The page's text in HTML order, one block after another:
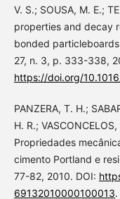
V. S.; SOUSA, M. E.;
properties and decay
bonded
27, n. 3, p. 333-338,
https://doi.org/
PANZERA, T. H.;
H. R.;
Propriedades
cimento Portland e
77-82, 2010. DOI:
69132010000100013.